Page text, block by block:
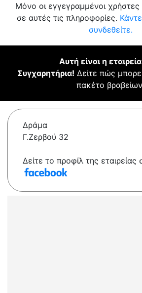
Μόνο οι εγγεγραμμένοι
σε αυτές τις πληροφορίες.
συνδεθείτε.
Αυτή είναι η
Συγχαρητήρια! Δείτε πώς
πακέτο
Δράμα
Γ.Ζερβού 32
Δείτε το προφίλ της εταιρείας